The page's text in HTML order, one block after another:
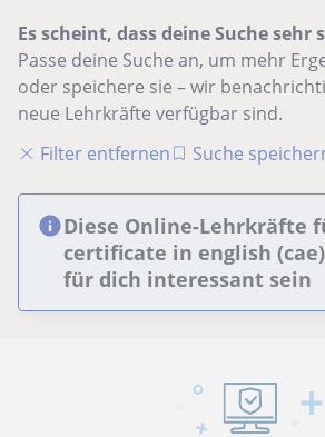
Es scheint, dass deine Suche sehr
Passe deine Suche an, um mehr
oder speichere sie – wir
neue Lehrkräfte verfügbar sind.
Filter entfernen
Suche
Diese Online-Lehrkräfte
certificate in english
für dich interessant sein